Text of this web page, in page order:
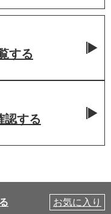
する
認する
お気に入り